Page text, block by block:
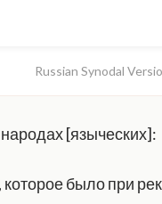
Russian Synodal
[языческих]:
было при